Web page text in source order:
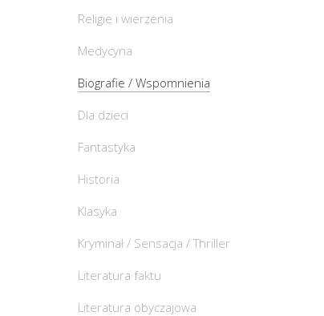
Religie i wierzenia
Medycyna
Biografie / Wspomnienia
Dla dzieci
Fantastyka
Historia
Klasyka
Kryminał / Sensacja / Thriller
Literatura faktu
Literatura obyczajowa